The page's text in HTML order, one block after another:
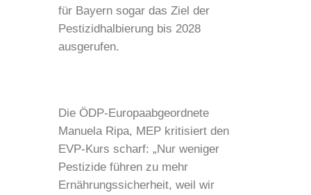
für Bayern sogar das Ziel der
Pestizidhalbierung bis 2028
ausgerufen.
Die ÖDP-Europaabgeordnete
Manuela Ripa, MEP kritisiert den
EVP-Kurs scharf: „Nur weniger
Pestizide führen zu mehr
Ernährungssicherheit, weil wir